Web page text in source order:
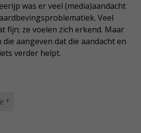
was er veel (media)aandacht
Veel
fijn; ze voelen zich erkend. Maar
aangeven dat die aandacht en
verder helpt.